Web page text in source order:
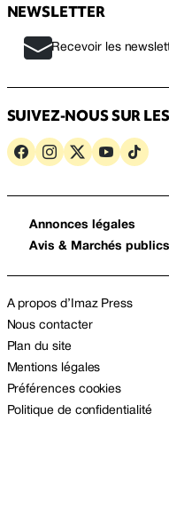
NEWSLETTER
Recevoir les
SUIVEZ-NOUS SUR
Annonces légales
Avis & Marchés publics
A propos d’Imaz Press
Nous contacter
Plan du site
Mentions légales
Préférences cookies
Politique de confidentialité